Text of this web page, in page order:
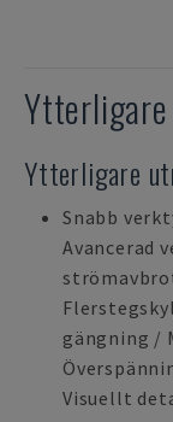
Ytterligare
Snabb
Avancerad
gängning /
Visuellt